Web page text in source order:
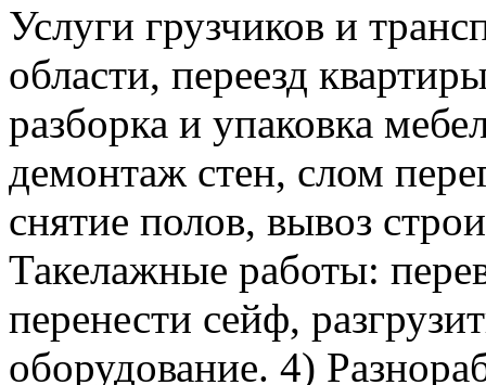
Услуги грузчиков и
области, переезд
разборка и упаковка
демонтаж стен, слом
снятие полов, вывоз
Такелажные работы:
перенести сейф,
оборудование. 4)